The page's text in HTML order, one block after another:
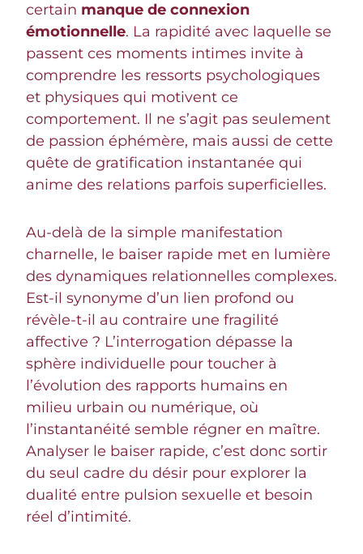
certain manque de connexion
émotionnelle. La rapidité avec laquelle se
passent ces moments intimes invite à
comprendre les ressorts psychologiques
et physiques qui motivent ce
comportement. Il ne s’agit pas seulement
de passion éphémère, mais aussi de cette
quête de gratification instantanée qui
anime des relations parfois superficielles.
Au-delà de la simple manifestation
charnelle, le baiser rapide met en lumière
des dynamiques relationnelles complexes.
Est-il synonyme d’un lien profond ou
révèle-t-il au contraire une fragilité
affective ? L’interrogation dépasse la
sphère individuelle pour toucher à
l’évolution des rapports humains en
milieu urbain ou numérique, où
l’instantanéité semble régner en maître.
Analyser le baiser rapide, c’est donc sortir
du seul cadre du désir pour explorer la
dualité entre pulsion sexuelle et besoin
réel d’intimité.